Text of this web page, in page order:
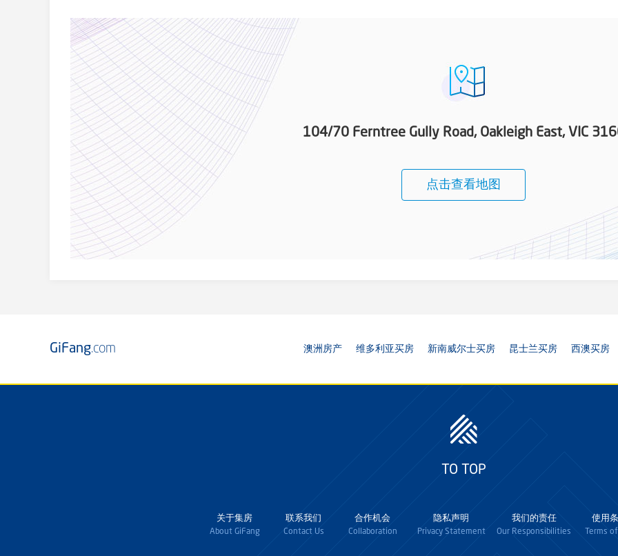
104/70 Ferntree Gully Road, Oakleigh East, VIC
点击查看地图
GiFang.com 澳洲房产 维多利亚买房 新南威尔士买房 昆士兰买房 西澳买房
TO TOP
关于集房
About GiFang
联系我们
Contact Us
合作机会
Collaboration
隐私声明
Privacy Statement
我们的责任
Our Responsibilities
使用
Terms